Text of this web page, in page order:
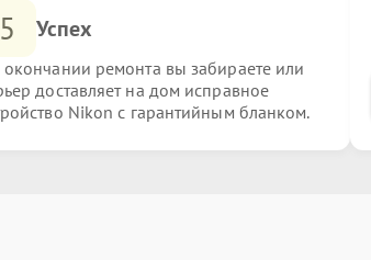
5 Успех
ремонта вы забираете или
доставляет на дом исправное
Nikon с гарантийным бланком.